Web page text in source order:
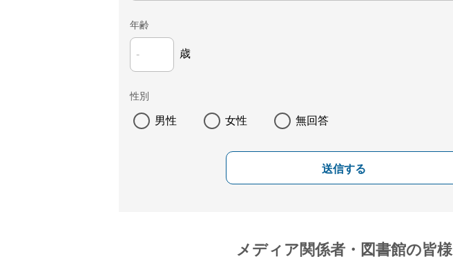
年齢
歳
性別
男性 女性 無回答
送信する
メディア関係者・図書館の皆様